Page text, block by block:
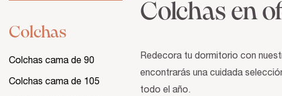
Colchas en
Redecora tu dormitorio con
encontrarás una cuidada
todo el año.
Colchas
Colchas cama de 90
Colchas cama de 105